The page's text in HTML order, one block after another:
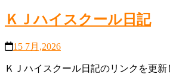
ＫＪハイスクール日記
15 7月,2026
ＫＪハイスクール日記のリンクを更